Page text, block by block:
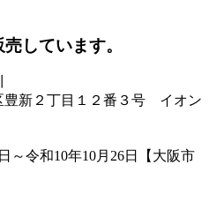
しています。
豊新２丁目１２番３号 イオン
～令和10年10月26日【大阪市